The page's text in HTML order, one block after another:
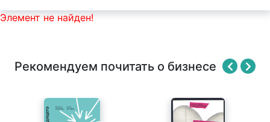
Элемент не найден!
Рекомендуем почитать о бизнесе